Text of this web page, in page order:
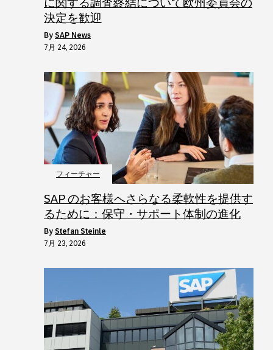
決定を歓迎
by SAP News
7月 24, 2026
フィーチャー
SAP のお客様へさらなる柔軟性を提供す
るために：保守・サポート体制の進化
by Stefan Steinle
7月 23, 2026